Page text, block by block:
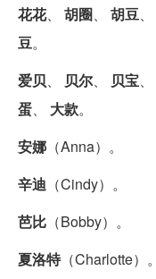
花花、 胡圈、 胡豆、
豆。
爱贝、 贝尔、 贝宝、
蛋、 大款。
安娜 （Anna）。
辛迪 （Cindy）。
芭比 （Bobby）。
夏洛特（Charlotte）。